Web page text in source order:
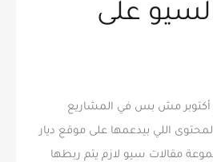
على
أكتوبر مش بس في المشاريع
اللي بيدعمها على موقع ديار
مقالات سيو لازم يتم ربطها